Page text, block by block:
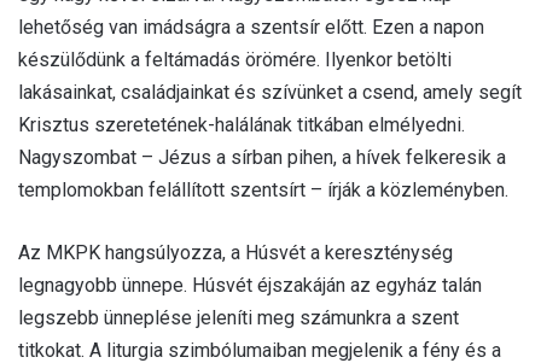
lehetőség van imádságra a szentsír előtt. Ezen a napon
készülődünk a feltámadás örömére. Ilyenkor betölti
lakásainkat, családjainkat és szívünket a csend, amely segít
Krisztus szeretetének-halálának titkában elmélyedni.
Nagyszombat – Jézus a sírban pihen, a hívek felkeresik a
templomokban felállított szentsírt – írják a közleményben.
Az MKPK hangsúlyozza, a Húsvét a kereszténység
legnagyobb ünnepe. Húsvét éjszakáján az egyház talán
legszebb ünneplése jeleníti meg számunkra a szent
titkokat. A liturgia szimbólumaiban megjelenik a fény és a